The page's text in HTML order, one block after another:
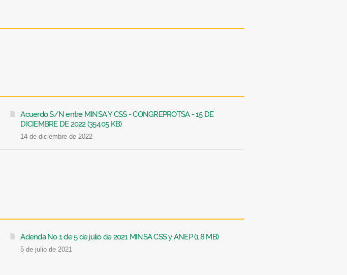
Acuerdo S/N entre MINSA Y CSS - CONGREPROTSA - 15 DE
DICIEMBRE DE 2022 (354.05 KB)
14 de diciembre de 2022
Adenda No 1 de 5 de julio de 2021 MINSA CSS y ANEP (1.8 MB)
5 de julio de 2021